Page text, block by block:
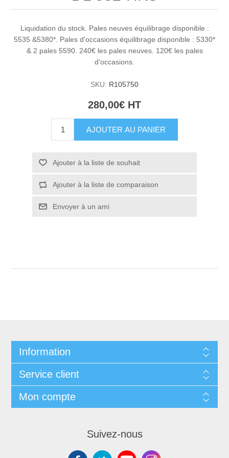
Liquidation du stock. Pales neuves équilibrage disponible :
5535 &5380*. Pales d'occasions équilibrage disponible : 5330*
& 2 pales 5590. 240€ les pales neuves. 120€ les pales
d'occasions.
SKU: R105750
280,00€ HT
AJOUTER AU PANIER
Ajouter à la liste de souhait
Ajouter à la liste de comparaison
Envoyer à un ami
Information
Service client
Mon compte
Suivez-nous